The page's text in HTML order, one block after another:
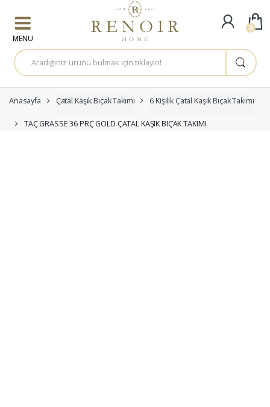
A
r
a
a
:
Anasayfa Çatal Kaşık Bıçak Takımı 6 Kişilik Çatal Kaşık Bıçak Takımı
TAÇ GRASSE 36 PRÇ GOLD ÇATAL KAŞIK BIÇAK TAKIMI
0